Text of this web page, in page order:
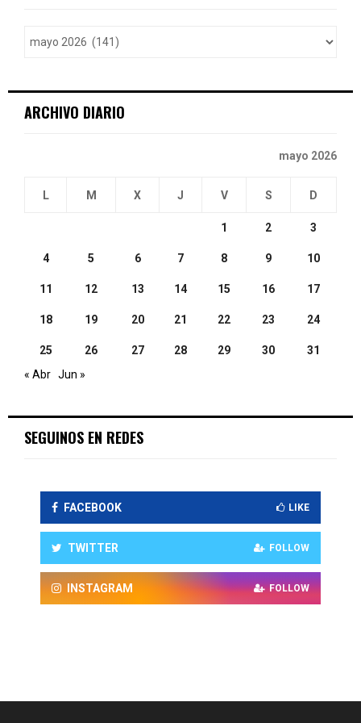
ARCHIVO DIARIO
mayo 2026
L M X J V S D
1 2 3
4 5 6 7 8 9 10
11 12 13 14 15 16 17
18 19 20 21 22 23 24
25 26 27 28 29 30
31
« Abr Jun »
SEGUINOS EN REDES
FACEBOOK LIKE
TWITTER FOLLOW
INSTAGRAM FOLLOW